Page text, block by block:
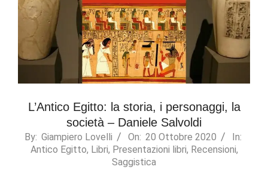
L’Antico Egitto: la storia, i personaggi, la
società – Daniele Salvoldi
2020-
10-
By: Giampiero Lovelli On: 20 Ottobre 2020
In:
Antico Egitto, Libri, Presentazioni libri, Recensioni,
Saggistica